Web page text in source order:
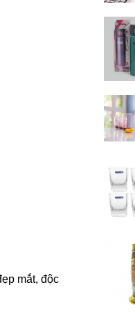
mắt, độc